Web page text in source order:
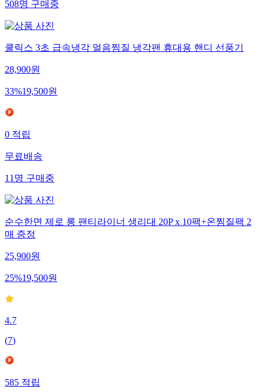
508명구매중
쿨릭스 3초 급속냉각 얼음찜질 냉각팬 휴대용 핸디 선풍기
28,900원
33%19,500원
0적립
무료배송
11명구매중
순수한면 제로 롱 팬티라이너 생리대 20P x 10팩+온찜질팩 2
매 증정
25,900원
25%19,500원
4.7
(7)
585적립